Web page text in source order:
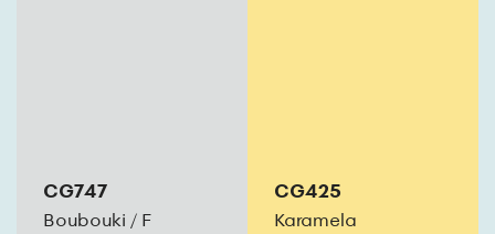
CG747
Boubouki / F
CG425
Karamela